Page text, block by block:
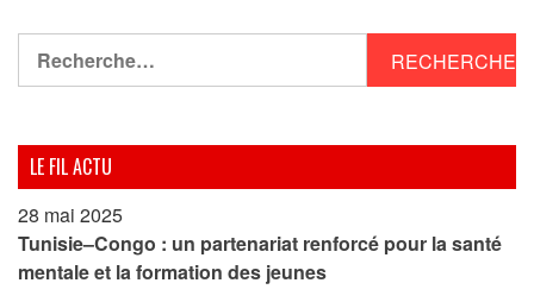
LE FIL ACTU
28 mai 2025
Tunisie–Congo : un partenariat renforcé pour la santé
mentale et la formation des jeunes